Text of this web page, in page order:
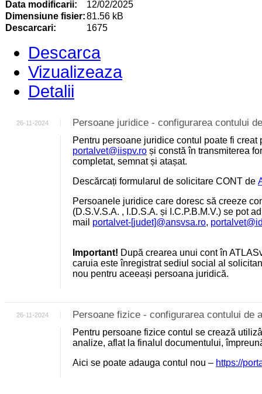
Data modificarii:
12/02/2025
Dimensiune fisier:81.56 kB
Descarcari:
1675
Descarca
Vizualizeaza
Detalii
26-11-2024 Persoane juridice - configurarea contului
Pentru persoane juridice contul poate fi
portalvet@iispv.ro și constă în transmiterea
completat, semnat și atașat.
Descărcați formularul de solicitare CONT de
Persoanele juridice care doresc să creeze
(D.S.V.S.A. , I.D.S.A. și I.C.P.B.M.V.) se pot
mail portalvet-[judet]@ansvsa.ro,
Important! După crearea unui cont în
caruia este înregistrat sediul social al
nou pentru aceeași persoana juridică.
26-11-2024 Persoane fizice - configurarea contului de
Pentru persoane fizice contul se crează
analize, aflat la finalul documentului,
Aici se poate adauga contul nou – https://